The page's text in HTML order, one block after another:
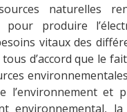
naturelles
pour produire
vitaux des
d’accord que le
l’environnement et
environnemental,